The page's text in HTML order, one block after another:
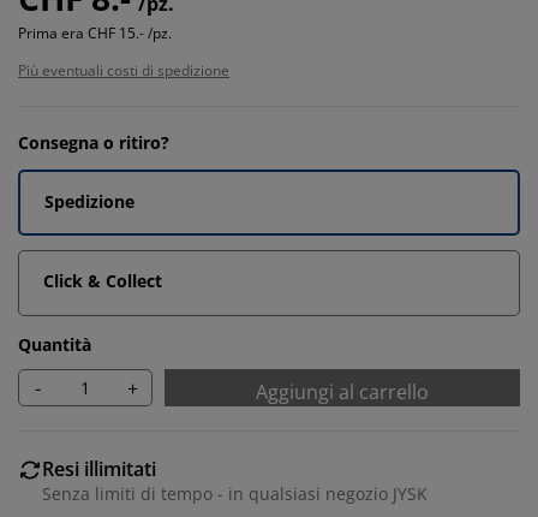
Prima era CHF 15.- /pz.
Più eventuali costi di spedizione
Consegna o ritiro?
Spedizione
Click & Collect
Quantità
- + Aggiungi al carrello
Resi illimitati
Senza limiti di tempo - in qualsiasi negozio JYSK